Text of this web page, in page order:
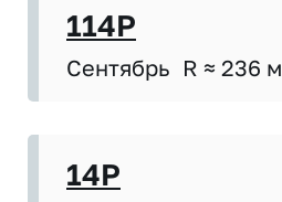
114P
Сентябрь R ≈ 236
14P